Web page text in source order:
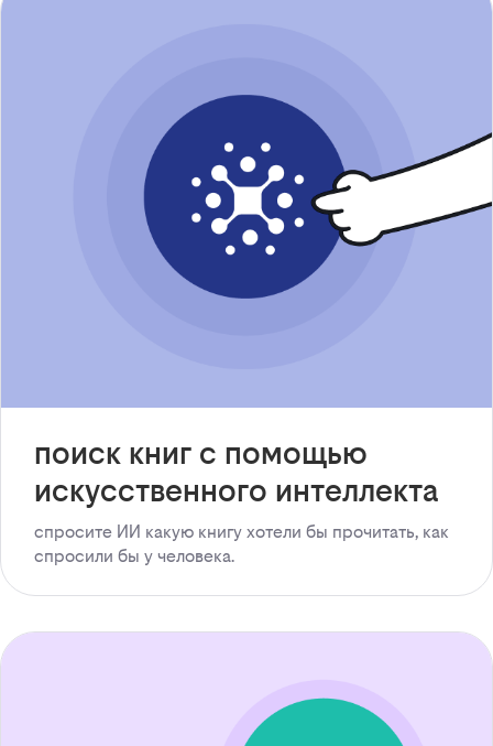
поиск книг с помощью
искусственного интеллекта
спросите ИИ какую книгу хотели бы прочитать, как
спросили бы у человека.